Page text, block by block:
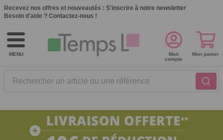
Recevez nos offres et nouveautés : S'inscrire à notre newsletter
Besoin d'aide ? Contactez-nous !
MENU
Rechercher un article ou une référence
Mon
compte
Mon panier
10€ de réduction dès 40€ d'achat. Offre